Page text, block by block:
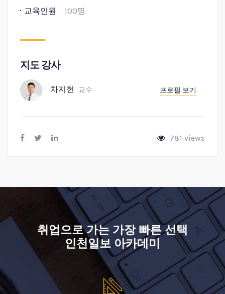
교육인원
100명
지도 강사
차지헌 교수 프로필 보기
781 views
취업으로 가는 가장 빠른 선택
인천일보 아카데미